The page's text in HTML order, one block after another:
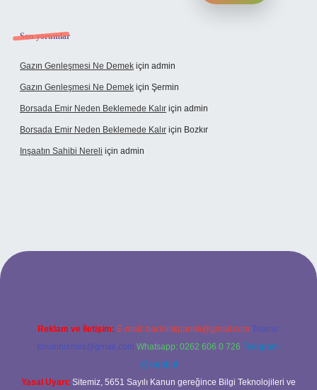
Son yorumlar
Gazın Genleşmesi Ne Demek için admin
Gazın Genleşmesi Ne Demek için Şermin
Borsada Emir Neden Beklemede Kalır için admin
Borsada Emir Neden Beklemede Kalır için Bozkır
Inşaatın Sahibi Nereli için admin
Reklam ve İletişim: E-mail: backlinkpaneli@gmail.com Teams:
forumhizmeti@gmail.com Whatsapp: 0262 606 0 726 Telegram:
@karabul
Yasal Uyarı: Sitemiz, 5651 Sayılı Kanun gereğince Bilgi Teknolojileri ve